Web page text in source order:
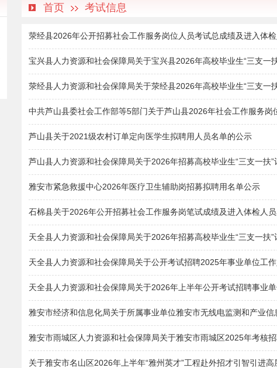
首页 考试信息
荥经县2026年公开招募社会工作服务岗位人员考试总成绩及进入体
宝兴县人力资源和社会保障局关于宝兴县2026年高校毕业生“三支一
荥经县人力资源和社会保障局关于荥经县2026年高校毕业生“三支一
中共芦山县委社会工作部等5部门关于芦山县2026年社会工作服务
芦山县关于2021级农村订单定向医学生拟聘用人员名单的公示
芦山县人力资源和社会保障局关于2026年招募高校毕业生“三支一扶
雅安市紧急救援中心2026年医疗卫生辅助岗招募拟聘用名单公示
石棉县关于2026年公开招募社会工作服务岗笔试成绩及进入体检人
天全县人力资源和社会保障局关于2026年招募高校毕业生“三支一扶
天全县人力资源和社会保障局关于公开考试招聘2025年事业单位工作
天全县人力资源和社会保障局关于2026年上半年公开考试招聘事业
雅安市经济和信息化局关于所属事业单位雅安市无线电监测和产业
雅安市雨城区人力资源和社会保障局关于雅安市雨城区2025年考核
关于雅安市名山区2026年上半年“雅州英才”工程赴外招才引智引进